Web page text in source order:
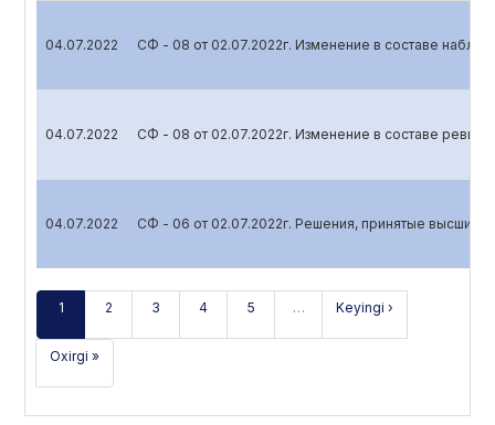
04.07.2022 СФ - 08 от 02.07.2022г. Изменение в составе
04.07.2022 СФ - 08 от 02.07.2022г. Изменение в составе
04.07.2022 СФ - 06 от 02.07.2022г. Решения, принятые высшим
1 2 3 4 5 … Keyingi ›
Oxirgi »